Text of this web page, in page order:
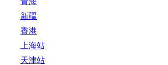
新疆
香港
上海站
天津站